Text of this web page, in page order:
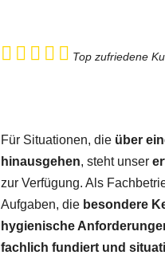
Top zufriedene
Für Situationen, die über
hinausgehen, steht unser
zur Verfügung. Als
Aufgaben, die besondere
hygienische
fachlich fundiert und